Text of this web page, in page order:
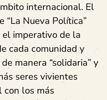
internacional. El
“La Nueva Política”
imperativo de la
cada comunidad y
manera “solidaria” y
seres vivientes
con los más